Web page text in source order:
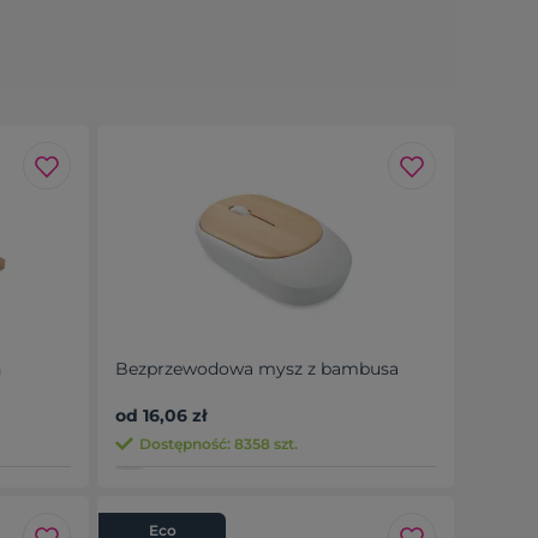
Bezprzewodowa mysz z bambusa
od 16,06 zł
Dostępność: 8358 szt.
Eco